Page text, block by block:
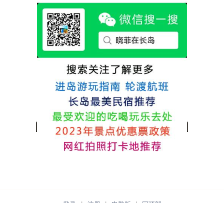
各不相同，可以根据自己的喜好选择。非常
推荐津岸民宿，关键是老板娘晓菲很细心、
热情，能根据我提出的需求来安排房间，这
点很好。